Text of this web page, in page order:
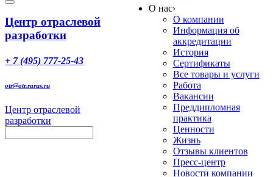
Toggle
Центр отраслевой
разработки
+ 7 (495) 777-25-43
otr@otr.rarus.ru
Центр отраслевой
разработки
О нас›
О компании
Информация об
аккредитации
История
Сертификаты
Все товары и услуги
Работа
Вакансии
Преддипломная
практика
Ценности
Жизнь
Отзывы клиентов
Пресс-центр
Новости компании